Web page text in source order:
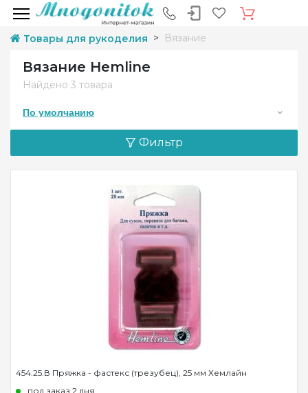
Товары для рукоделия Вязание
Вязание Hemline
Найдено 3 товара
По умолчанию
Фильтр
454.25.В Пряжка - фастекс (трезубец), 25 мм Хемлайн
под заказ 2 дня